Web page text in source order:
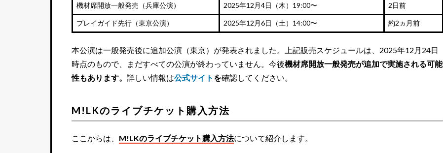
機材席開放一般発売（兵庫公演） 2025年12月4日（木）19:00〜 2日前
プレイガイド先行（東京公演） 2025年12月6日（土）14:00〜 約2ヵ月前
本公演は一般発売後に追加公演（東京）が発表されました。上記販売スケジュールは、2025年12月24日
時点のもので、まだすべての公演が終わっていません。今後機材席開放一般発売が追加で実施される可能
性もあります。 詳しい情報は公式サイト を確認してください。
M!LKのライブチケット購入方法
ここからは、 M!LKのライブチケット購入方法について紹介します。